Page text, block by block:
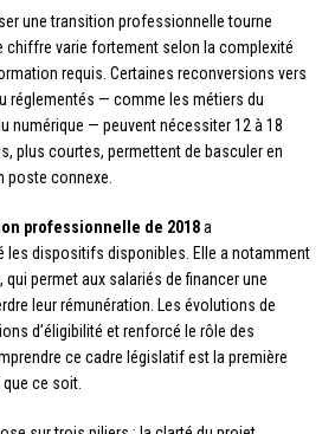
une transition professionnelle tourne
chiffre varie fortement selon la complexité
requis. Certaines reconversions vers
réglementés — comme les métiers du
numérique — peuvent nécessiter 12 à 18
plus courtes, permettent de basculer en
poste connexe.
professionnelle de 2018a
les dispositifs disponibles. Elle a notamment
, qui permet aux salariés de financer une
leur rémunération. Les évolutions de
d’éligibilité et renforcé le rôle des
ce cadre législatif est la première
ce soit.